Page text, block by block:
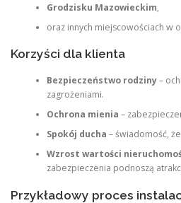
Grodzisku Mazowieckim,
oraz innych miejscowościach w
Korzyści dla klienta
Bezpieczeństwo rodziny–
zagrożeniami.
Ochrona mienia –
Spokój ducha – świadomość,
Wzrost wartości
zabezpieczenia podnoszą
Przykładowy proces